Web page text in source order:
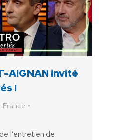
AIGNAN invité
!
l’entretien de